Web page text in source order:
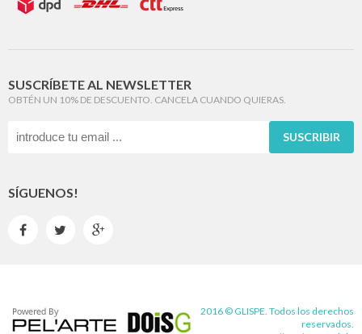
SUSCRÍBETE AL NEWSLETTER
OBTÉN UN 10% DE DESCUENTO. CANCELA CUANDO QUIERAS.
SUSCRIBIR
SÍGUENOS!
  
2016 © GLISPE. Todos los derechos
reservados.